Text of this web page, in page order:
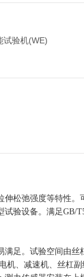
试验机(WE)
松弛强度等特性。
验设备。满足GB/
足。试验空间由丝
机、减速机、丝杠副